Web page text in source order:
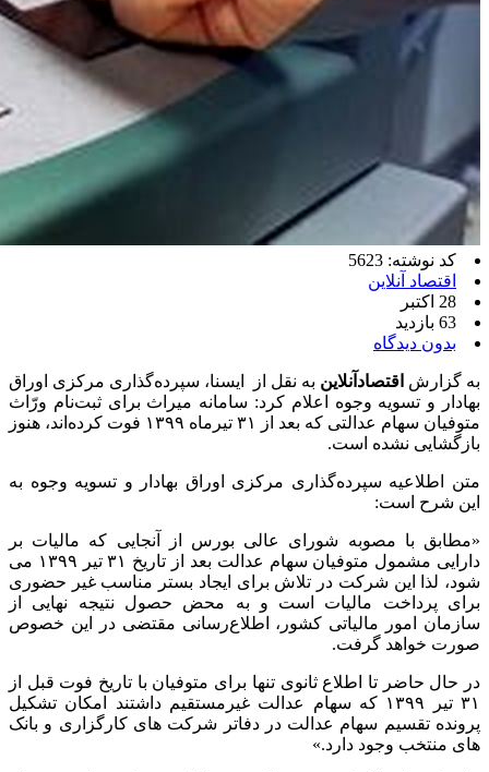
کد نوشته: 5623
اقتصاد آنلاین
28 اکتبر
63 بازدید
بدون دیدگاه
به گزارش اقتصادآنلاین به نقل از ایسنا، سپرده‌گذاری مرکزی اوراق
بهادار و تسویه وجوه اعلام کرد: سامانه میراث برای ثبت‌نام ورّاث
متوفیان سهام عدالتی که بعد از ۳۱ تیرماه ۱۳۹۹ فوت کرده‌اند، هنوز
بازگشایی نشده است.
متن اطلاعیه سپرده‌گذاری مرکزی اوراق بهادار و تسویه وجوه به
این شرح است:
«مطابق با مصوبه شورای عالی بورس از آنجایی‌ که مالیات بر
دارایی مشمول متوفیان سهام عدالت بعد از تاریخ ۳۱ تیر ۱۳۹۹ می
شود، لذا این شرکت در تلاش برای ایجاد بستر مناسب غیر حضوری
برای پرداخت مالیات است و به محض حصول نتیجه نهایی از
سازمان امور مالیاتی کشور، اطلاع‌رسانی مقتضی در این خصوص
صورت خواهد گرفت.
در حال حاضر تا اطلاع ثانوی تنها برای متوفیان با تاریخ فوت قبل از
۳۱ تیر ۱۳۹۹ که سهام عدالت غیرمستقیم داشتند امکان تشکیل
پرونده تقسیم سهام عدالت در دفاتر شرکت های کارگزاری و بانک
های منتخب وجود دارد.»